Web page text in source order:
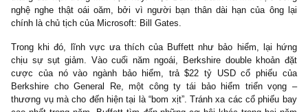
doanh nghiệp, tính bằng cách chiết khấu dòng tiền tương lai về)
phải được $75,000 mỹ kim/cp, thặng dư 35% so với mức giá
Đi ra ngoài các điếu xì gà hút dở (cigar-butts):
Buffett bắt đầu sự nghiệp của mình đi tìm những cổ phiếu bị
dưới giá trị thực tựa như truyền thống của người mentor,
Graham. Đến thập niên 1960s, phương pháp tiếp cận nầy đã